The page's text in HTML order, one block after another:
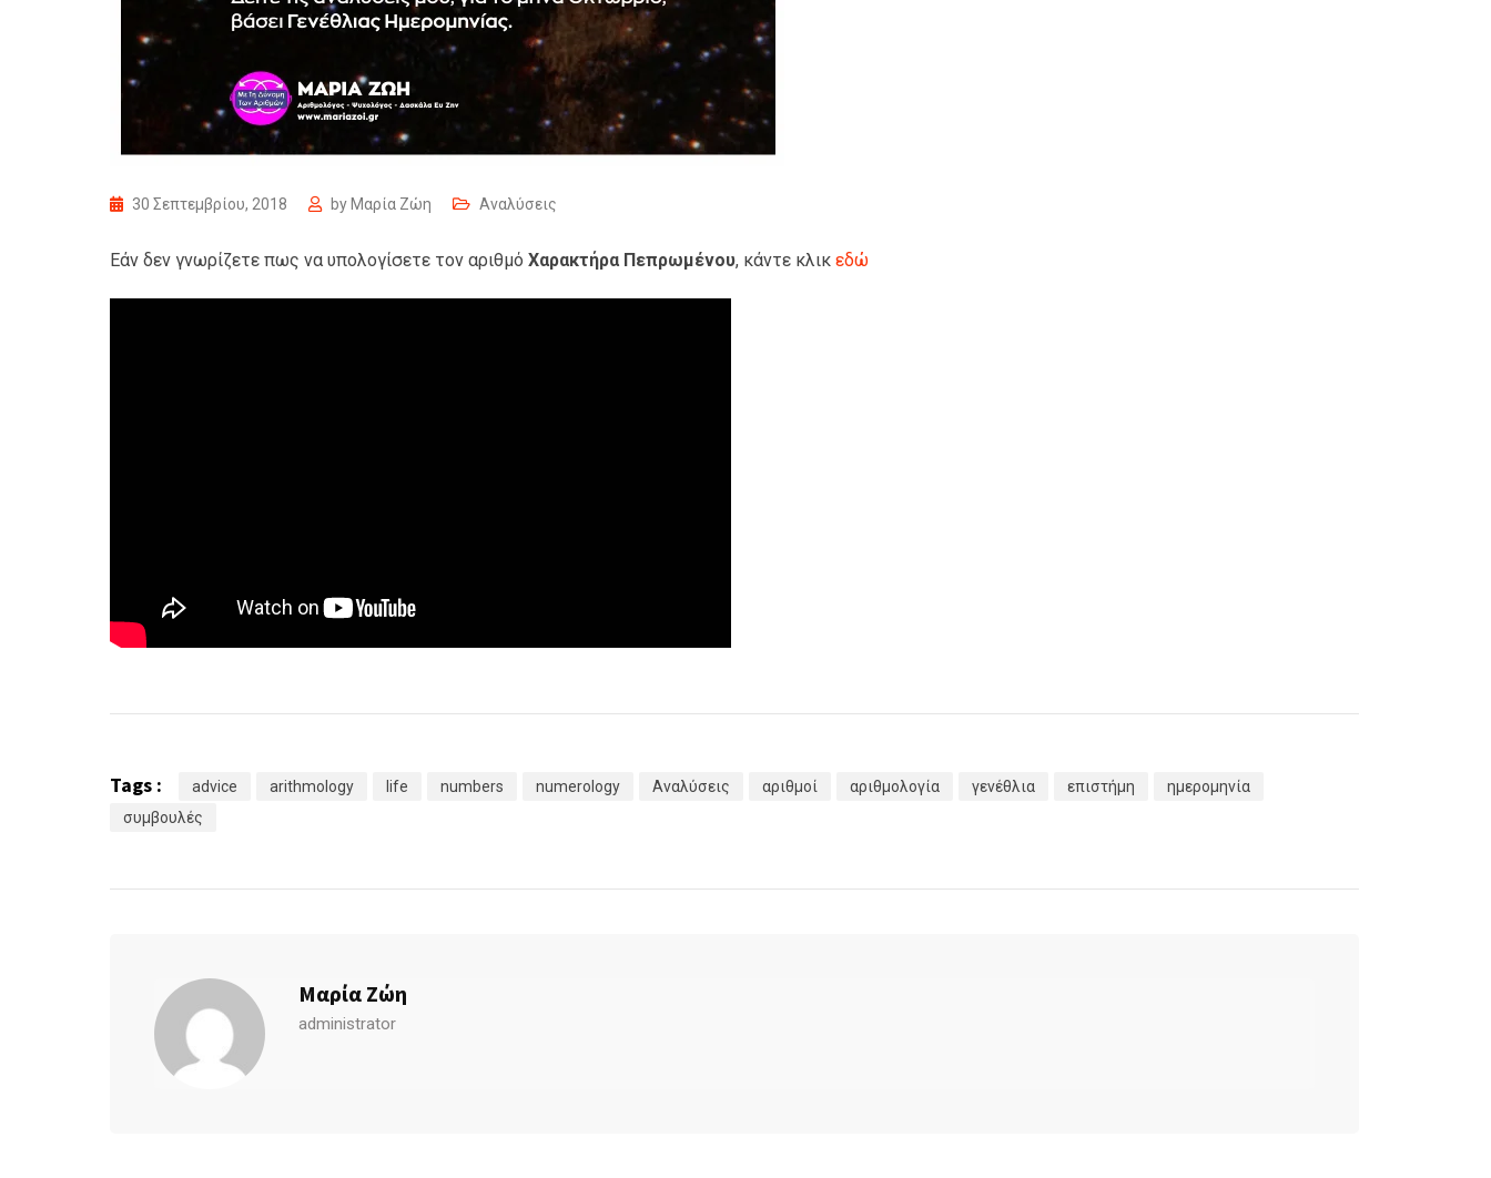
30 Σεπτεμβρίου, 2018 by Μαρία Ζώη Αναλύσεις
Εάν δεν γνωρίζετε πως να υπολογίσετε τον αριθμό Χαρακτήρα Πεπρωμένου, κάντε κλικ εδώ
Tags : advice arithmology life numbers numerology Αναλύσεις αριθμοί αριθμολογία γενέθλια επιστήμη
ημερομηνία
συμβουλές
Μαρία Ζώη
administrator